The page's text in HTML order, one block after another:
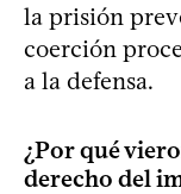
la prisión
coerción
a la defensa.
¿Por qué
derecho del